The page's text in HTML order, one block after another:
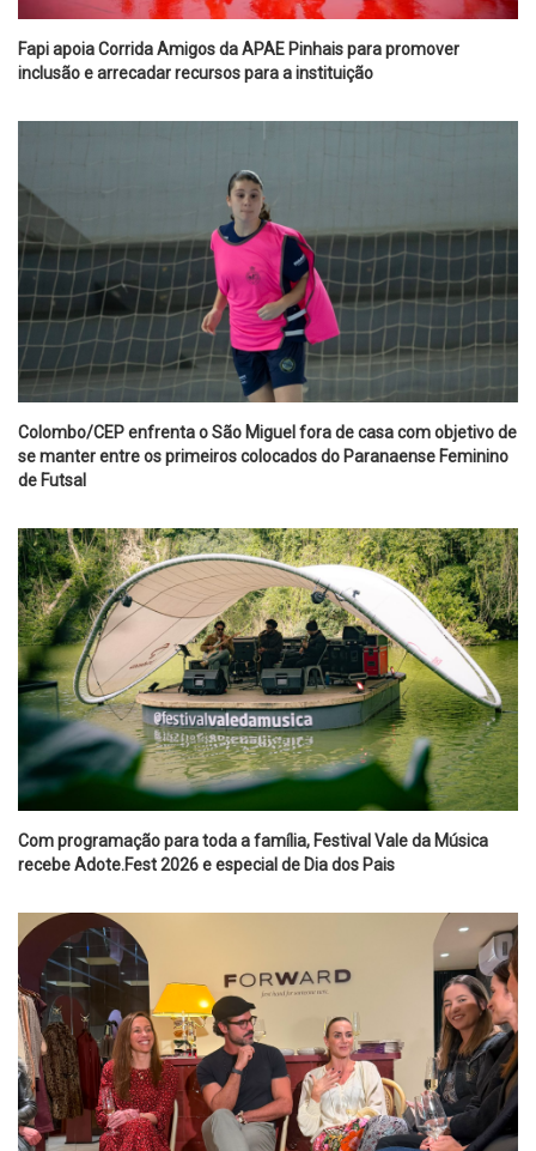
Fapi apoia Corrida Amigos da APAE Pinhais para promover
inclusão e arrecadar recursos para a instituição
Colombo/CEP enfrenta o São Miguel fora de casa com objetivo de
se manter entre os primeiros colocados do Paranaense Feminino
de Futsal
Com programação para toda a família, Festival Vale da Música
recebe Adote.Fest 2026 e especial de Dia dos Pais